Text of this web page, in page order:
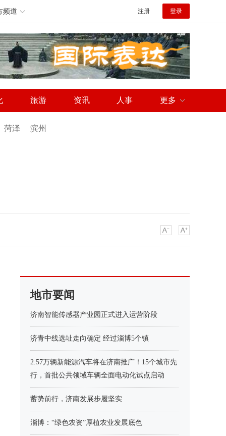
频道 注册 登录
旅游 资讯 人事 更多
菏泽 滨州
地市要闻
济南智能传感器产业园正式进入运营阶段
济青中线选址走向确定 经过淄博5个镇
2.57万辆新能源汽车将在济南推广！15个城市先
行，首批公共领域车辆全面电动化试点启动
蓄势前行，济南发展步履坚实
淄博：“绿色农资”厚植农业发展底色